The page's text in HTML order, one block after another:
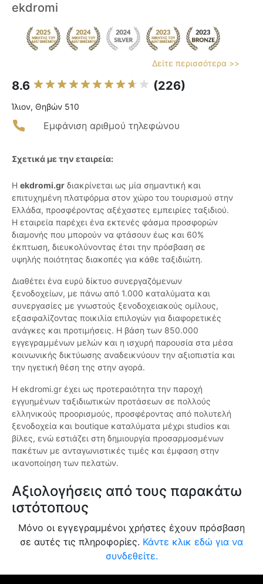
ekdromi
Δείτε περισσότερα >>
8.6 (226)
Ίλιον, Θηβών 510
Εμφάνιση αριθμού τηλεφώνου
Σχετικά με την εταιρεία:
Η ekdromi.gr διακρίνεται ως μία σημαντική και
επιτυχημένη πλατφόρμα στον χώρο του τουρισμού στην
Ελλάδα, προσφέροντας αξέχαστες εμπειρίες ταξιδιού.
Η εταιρεία παρέχει ένα εκτενές φάσμα προσφορών
διαμονής που μπορούν να φτάσουν έως και 60%
έκπτωση, διευκολύνοντας έτσι την πρόσβαση σε
υψηλής ποιότητας διακοπές για κάθε ταξιδιώτη.
Διαθέτει ένα ευρύ δίκτυο συνεργαζόμενων
ξενοδοχείων, με πάνω από 1.000 καταλύματα και
συνεργασίες με γνωστούς ξενοδοχειακούς ομίλους,
εξασφαλίζοντας ποικιλία επιλογών για διαφορετικές
ανάγκες και προτιμήσεις. Η βάση των 850.000
εγγεγραμμένων μελών και η ισχυρή παρουσία στα μέσα
κοινωνικής δικτύωσης αναδεικνύουν την αξιοπιστία και
την ηγετική θέση της στην αγορά.
Η ekdromi.gr έχει ως προτεραιότητα την παροχή
εγγυημένων ταξιδιωτικών προτάσεων σε πολλούς
ελληνικούς προορισμούς, προσφέροντας από πολυτελή
ξενοδοχεία και boutique καταλύματα μέχρι studios και
βίλες, ενώ εστιάζει στη δημιουργία προσαρμοσμένων
πακέτων με ανταγωνιστικές τιμές και έμφαση στην
ικανοποίηση των πελατών.
Αξιολογήσεις από τους παρακάτω
ιστότοπους
Μόνο οι εγγεγραμμένοι χρήστες έχουν πρόσβαση
σε αυτές τις πληροφορίες. Κάντε κλικ εδώ για να
συνδεθείτε.